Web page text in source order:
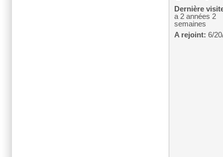
Dernière
a 2 années 2
semaines
A rejoint: 6/